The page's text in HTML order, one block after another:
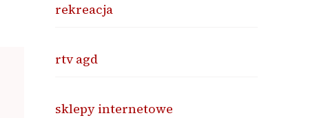
rekreacja
rtv agd
sklepy internetowe